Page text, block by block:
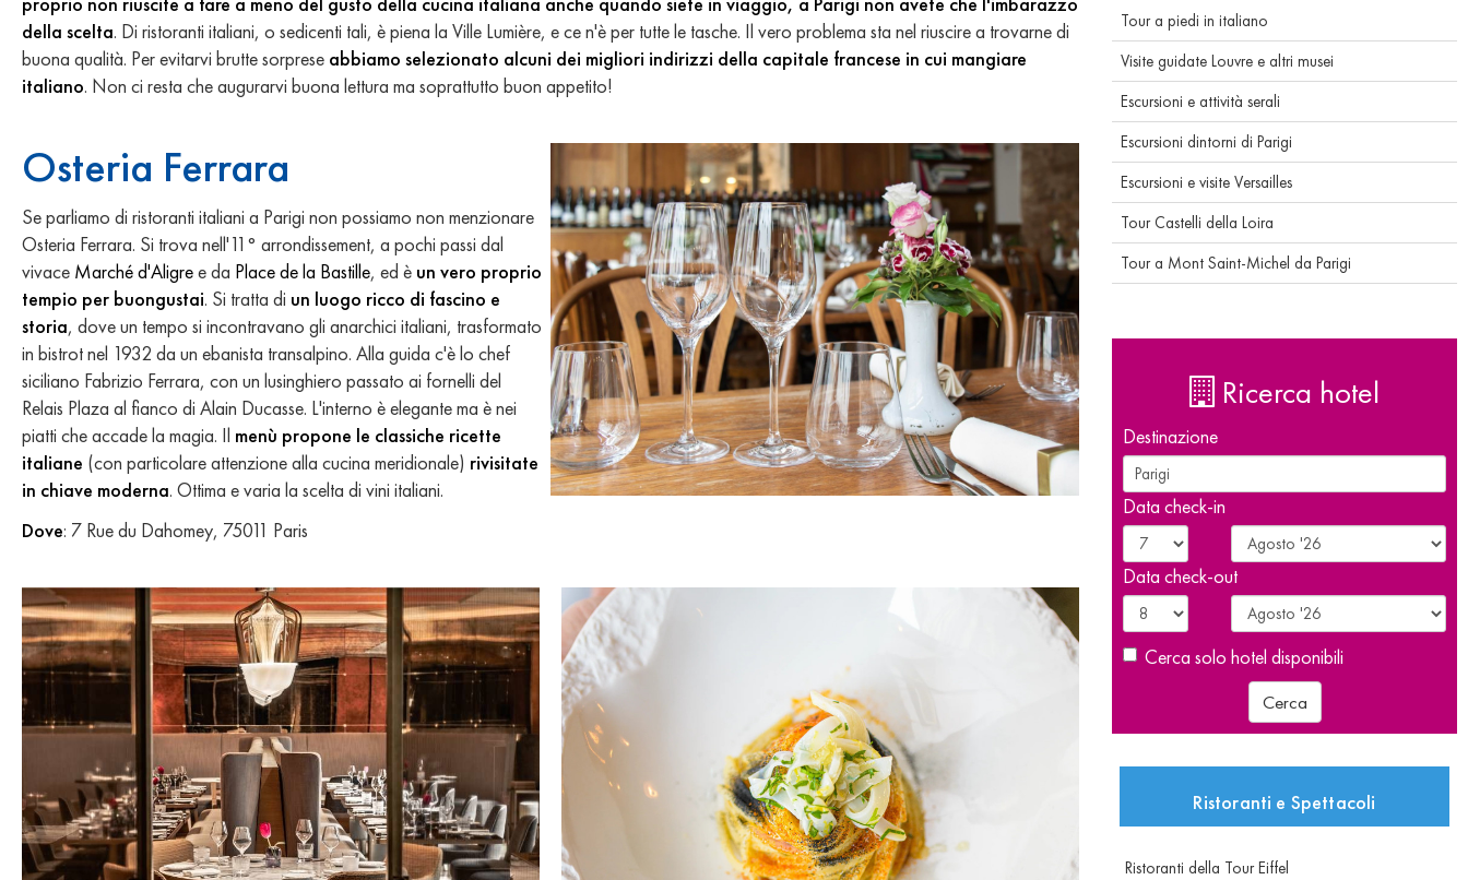
della scelta. Di ristoranti italiani, o sedicenti tali, è piena la Ville Lumière, e ce n'è per tutte le tasche. Il vero problema sta nel riuscire a trovarne di
buona qualità. Per evitarvi brutte sorprese abbiamo selezionato alcuni dei migliori indirizzi della capitale francese in cui mangiare
italiano. Non ci resta che augurarvi buona lettura ma soprattutto buon appetito!
Osteria Ferrara
Se parliamo di ristoranti italiani a Parigi non possiamo non menzionare
Osteria Ferrara. Si trova nell'11° arrondissement, a pochi passi dal
vivace Marché d'Aligree da Place de la Bastille, ed è un vero proprio
tempio per buongustai. Si tratta di un luogo ricco di fascino e
storia, dove un tempo si incontravano gli anarchici italiani, trasformato
in bistrot nel 1932 da un ebanista transalpino. Alla guida c'è lo chef
siciliano Fabrizio Ferrara, con un lusinghiero passato ai fornelli del
Relais Plaza al fianco di Alain Ducasse. L'interno è elegante ma è nei
piatti che accade la magia. Il menù propone le classiche ricette
italiane (con particolare attenzione alla cucina meridionale) rivisitate
in chiave moderna. Ottima e varia la scelta di vini italiani.
Dove: 7 Rue du Dahomey, 75011 Paris
Tour a piedi in italiano
Visite guidate Louvre e altri musei
Escursioni e attività serali
Escursioni dintorni di Parigi
Escursioni e visite Versailles
Tour Castelli della Loira
Tour a Mont Saint-Michel da Parigi
Ricerca hotel
Destinazione
Data check-in
Data check-out
Cerca solo hotel disponibili
Cerca
Ristoranti e Spettacoli
Ristoranti della Tour Eiffel